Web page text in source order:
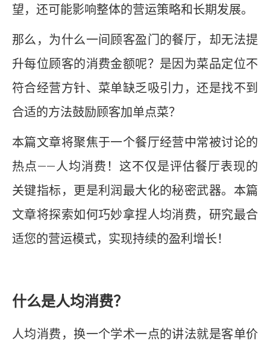
望，还可能影响整体的营运策略和长期发展。
那么，为什么一间顾客盈门的餐厅，却无法提
升每位顾客的消费金额呢？是因为菜品定位不
符合经营方针、菜单缺乏吸引力，还是找不到
合适的方法鼓励顾客加单点菜？
本篇文章将聚焦于一个餐厅经营中常被讨论的
热点——人均消费！这不仅是评估餐厅表现的
关键指标，更是利润最大化的秘密武器。本篇
文章将探索如何巧妙拿捏人均消费，研究最合
适您的营运模式，实现持续的盈利增长！
什么是人均消费？
人均消费，换一个学术一点的讲法就是客单价